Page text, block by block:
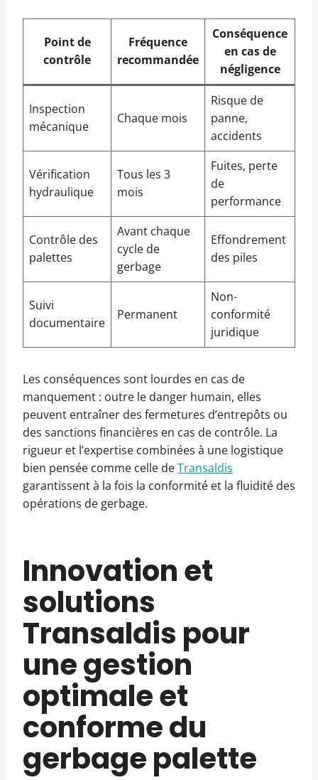
Point de
contrôle
Fréquence
recommandée
Conséquence
en cas de
négligence
Inspection
mécanique
Chaque mois
Risque de
panne,
accidents
Vérification
hydraulique
Tous les 3
mois
Fuites, perte
de
performance
Contrôle des
palettes
Avant chaque
cycle de
gerbage
Effondrement
des piles
Suivi
documentaire
Permanent
Non-
conformité
juridique
Les conséquences sont lourdes en cas de
manquement : outre le danger humain, elles
peuvent entraîner des fermetures d’entrepôts ou
des sanctions financières en cas de contrôle. La
rigueur et l’expertise combinées à une logistique
bien pensée comme celle deTransaldis
garantissent à la fois la conformité et la fluidité des
opérations de gerbage.
Innovation et
solutions
Transaldis pour
une gestion
optimale et
conforme du
gerbage palette